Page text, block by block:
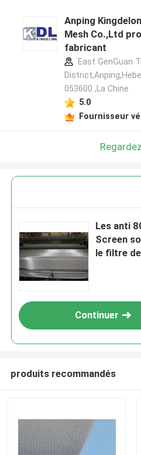
Anping
Mesh Co.,Ltd
fabricant
East GenGuan
053600 ,La Chine
5.0
Fournisseur
Les anti
Screen
le filtre
Continuer
produits recommandés